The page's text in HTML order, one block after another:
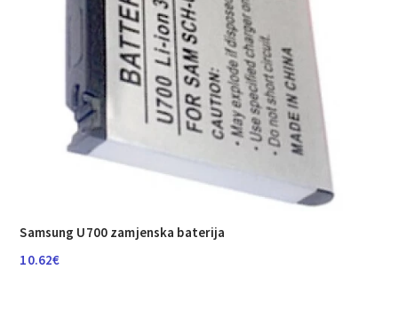
Samsung U700 zamjenska baterija
10.62€